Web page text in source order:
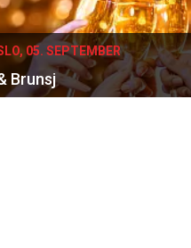
05. SEPTEMBER
Brunsj